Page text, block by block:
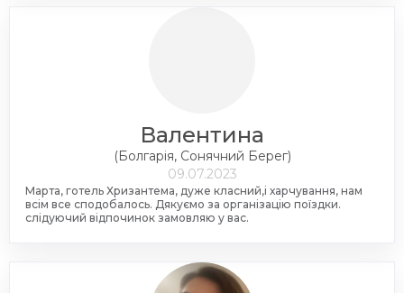
Валентина
(Болгарія, Сонячний Берег)
09.07.2023
Марта, готель Хризантема, дуже класний,і харчування, нам
всім все сподобалось. Дякуємо за організацію поїздки.
слідуючий відпочинок замовляю у вас.